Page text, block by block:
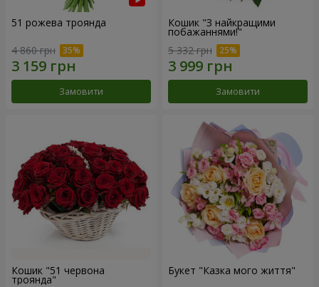
51 рожева троянда
4 860 грн
Замовити
Кошик "З найкращими
побажаннями!"
5 332 грн
Замовити
Кошик "51 червона
троянда"
Букет "Казка мого життя"